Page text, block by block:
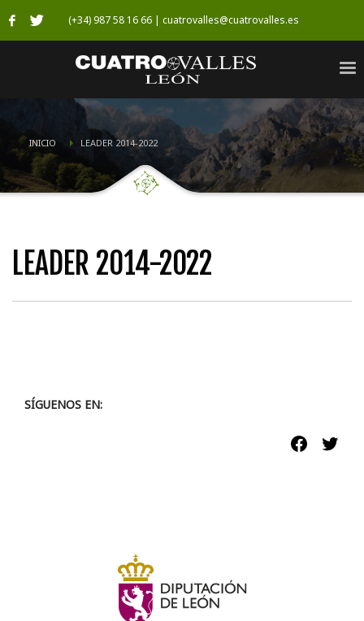
(+34) 987 58 16 66 | cuatrovalles@cuatrovalles.es
INICIO LEADER 2014-2022
LEADER 2014-2022
SÍGUENOS EN: